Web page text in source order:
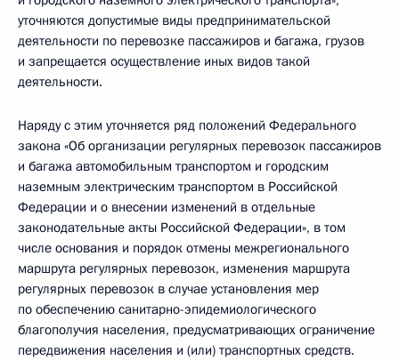
уточняются допустимые виды предпринимательской
деятельности по перевозке пассажиров и багажа, грузов
и запрещается осуществление иных видов такой
деятельности.
Наряду с этим уточняется ряд положений Федерального
закона «Об организации регулярных перевозок пассажиров
и багажа автомобильным транспортом и городским
наземным электрическим транспортом в Российской
Федерации и о внесении изменений в отдельные
законодательные акты Российской Федерации», в том
числе основания и порядок отмены межрегионального
маршрута регулярных перевозок, изменения маршрута
регулярных перевозок в случае установления мер
по обеспечению санитарно-эпидемиологического
благополучия населения, предусматривающих ограничение
передвижения населения и (или) транспортных средств.